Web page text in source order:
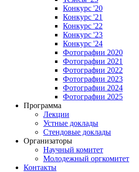
Конкурс '20
Конкурс '21
Конкурс '22
Конкурс '23
Конкурс '24
Фотографии 2020
Фотографии 2021
Фотографии 2022
Фотографии 2023
Фотографии 2024
Фотографии 2025
Программа
Лекции
Устные доклады
Стендовые доклады
Организаторы
Научный комитет
Молодежный оргкомитет
Контакты